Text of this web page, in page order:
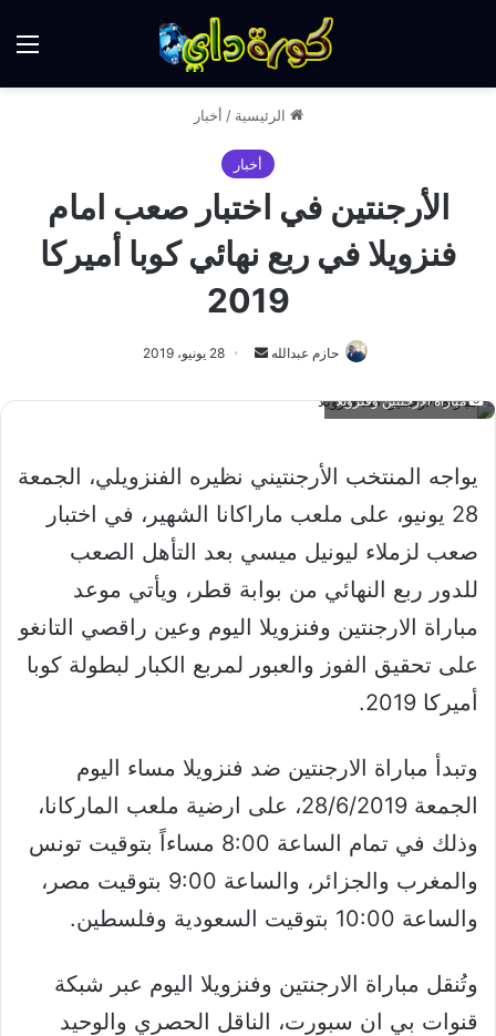
الرئيسية / أخبار
أخبار
الأرجنتين في اختبار صعب امام
فنزويلا في ربع نهائي كوبا أميركا
2019
حازم عبدالله
أرسل
إلكترونيا
28 يونيو، 2019
مباراة الارجنتين وفنزويلا
يواجه المنتخب الأرجنتيني نظيره الفنزويلي، الجمعة
28 يونيو، على ملعب ماراكانا الشهير، في اختبار
صعب لزملاء ليونيل ميسي بعد التأهل الصعب
للدور ربع النهائي من بوابة قطر، ويأتي موعد
مباراة الارجنتين وفنزويلا اليوم وعين راقصي التانغو
على تحقيق الفوز والعبور لمربع الكبار لبطولة كوبا
أميركا 2019.
وتبدأ مباراة الارجنتين ضد فنزويلا مساء اليوم
الجمعة 28/6/2019، على ارضية ملعب الماركانا،
وذلك في تمام الساعة 8:00 مساءاً بتوقيت تونس
والمغرب والجزائر، والساعة 9:00 بتوقيت مصر،
والساعة 10:00 بتوقيت السعودية وفلسطين.
وتُنقل مباراة الارجنتين وفنزويلا اليوم عبر شبكة
قنوات بي ان سبورت، الناقل الحصري والوحيد